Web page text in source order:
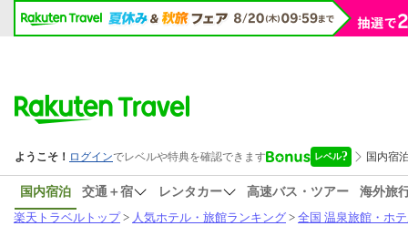
国内宿泊 交通＋宿 レンタカー 高速バス・ツアー
海外旅
楽天トラベルトップ> 人気ホテル・旅館ランキング > 全国 温泉旅館・ホ